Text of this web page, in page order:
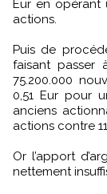
Eur en opérant
actions.
Puis de
faisant passer
75.200.000
0,51 Eur pour
anciens
actions contre
Or l’apport
nettement